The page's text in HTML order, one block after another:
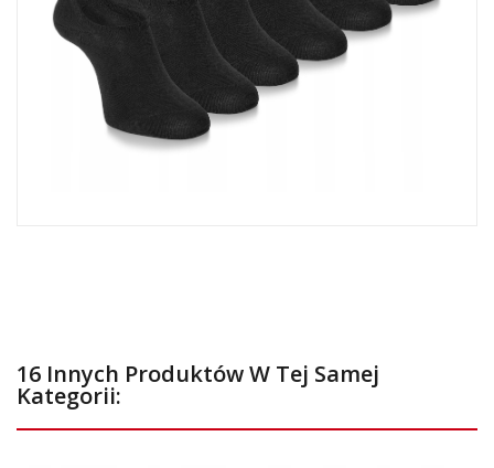
16 Innych Produktów W Tej Samej
Kategorii: